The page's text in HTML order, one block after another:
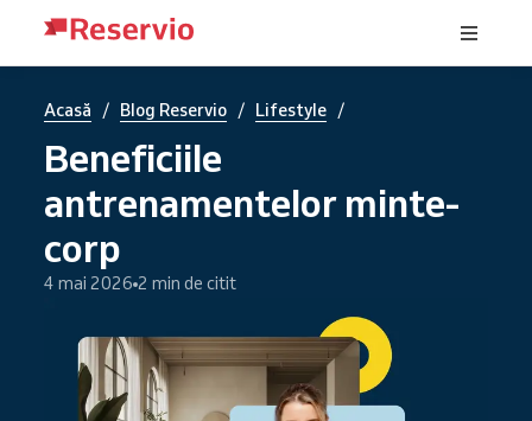
Acasă / Blog Reservio / Lifestyle /
Beneficiile
antrenamentelor minte-
corp
4 mai 2026 2 min de citit